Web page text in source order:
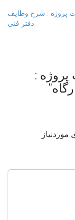
پروژه : شرح وظایف
دفتر فنی
پروژه :
”